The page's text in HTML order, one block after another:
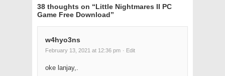
38 thoughts on “Little Nightmares II PC
Game Free Download”
w4hyo3ns
February 13, 2021 at 12:36 pm · Edit
oke lanjay,.